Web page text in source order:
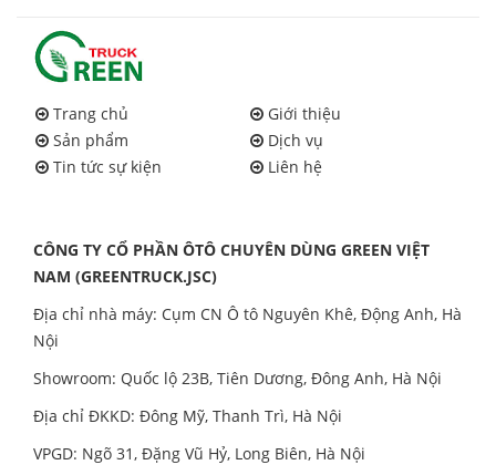
Trang chủ
Giới thiệu
Sản phẩm
Dịch vụ
Tin tức sự kiện
Liên hệ
CÔNG TY CỔ PHẦN ÔTÔ CHUYÊN DÙNG GREEN VIỆT
NAM (GREENTRUCK.JSC)
Địa chỉ nhà máy: Cụm CN Ô tô Nguyên Khê, Động Anh, Hà
Nội
Showroom: Quốc lộ 23B, Tiên Dương, Đông Anh, Hà Nội
Địa chỉ ĐKKD: Đông Mỹ, Thanh Trì, Hà Nội
VPGD: Ngõ 31, Đặng Vũ Hỷ, Long Biên, Hà Nội